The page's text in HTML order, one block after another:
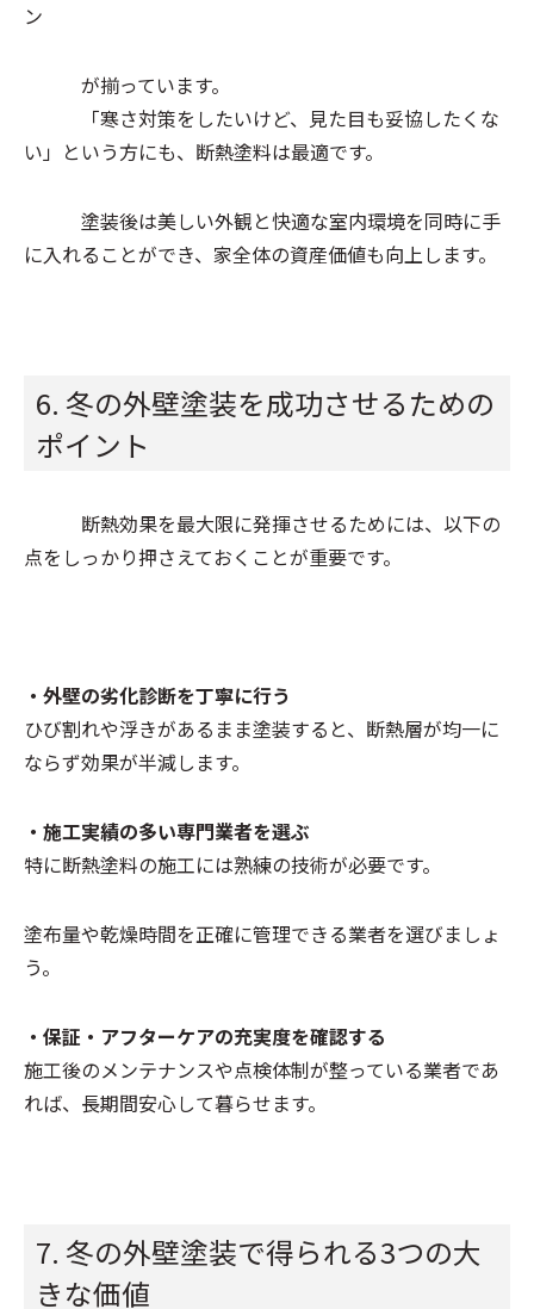
ン
が揃っています。
「寒さ対策をしたいけど、見た目も妥協したくな
い」という方にも、断熱塗料は最適です。
塗装後は美しい外観と快適な室内環境を同時に手
に入れることができ、家全体の資産価値も向上します。
6. 冬の外壁塗装を成功させるための
ポイント
断熱効果を最大限に発揮させるためには、以下の
点をしっかり押さえておくことが重要です。
・外壁の劣化診断を丁寧に行う
ひび割れや浮きがあるまま塗装すると、断熱層が均一に
ならず効果が半減します。
・施工実績の多い専門業者を選ぶ
特に断熱塗料の施工には熟練の技術が必要です。
塗布量や乾燥時間を正確に管理できる業者を選びましょ
う。
・保証・アフターケアの充実度を確認する
施工後のメンテナンスや点検体制が整っている業者であ
れば、長期間安心して暮らせます。
7. 冬の外壁塗装で得られる3つの大
きな価値